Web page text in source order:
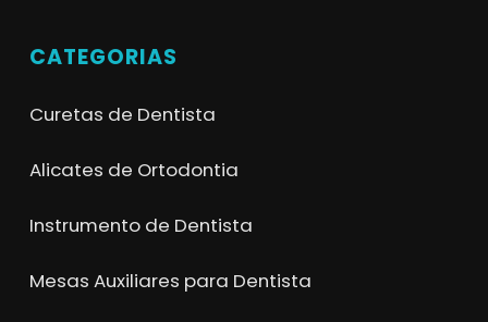
CATEGORIAS
Curetas de Dentista
Alicates de Ortodontia
Instrumento de Dentista
Mesas Auxiliares para Dentista